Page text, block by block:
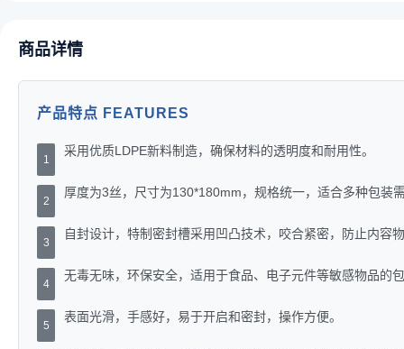
商品详情
产品特点 FEATURES
1
采用优质LDPE新料制造，确保材料的透明度和耐用性。
2
厚度为3丝，尺寸为130*180mm，规格统一，适合多种包装
3
自封设计，特制密封槽采用凹凸技术，咬合紧密，防止内容
4
无毒无味，环保安全，适用于食品、电子元件等敏感物品的
5
表面光滑，手感好，易于开启和密封，操作方便。